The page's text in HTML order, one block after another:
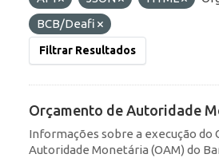
BCB/Deafi
Filtrar Resultados
Orçamento de Autoridade
Informações sobre a execução do
Autoridade Monetária (OAM) do